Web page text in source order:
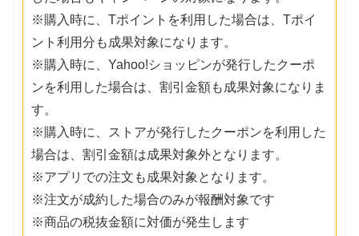
※購入時に、Tポイントを利用した場合は、Tポイ
ント利用分も成果対象になります。
※購入時に、Yahoo!ショッピンが発行したクーポ
ンを利用した場合は、割引金額も成果対象になりま
す。
※購入時に、ストアが発行したクーポンを利用した
場合は、割引金額は成果対象外となります。
※アプリでの注文も成果対象となります。
※注文が成約した場合のみが報酬対象です
※商品の税抜金額に対価が発生します